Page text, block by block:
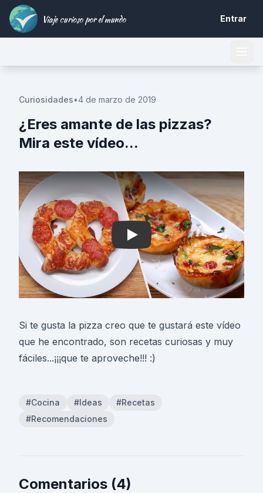
Viaje curioso por el mundo Entrar
Curiosidades•4 de marzo de 2019
¿Eres amante de las pizzas?
Mira este vídeo...
Play
Si te gusta la pizza creo que te gustará este vídeo
que he encontrado, son recetas curiosas y muy
fáciles...¡¡¡que te aproveche!!! :)
#Cocina #Ideas
#Recetas
#Recomendaciones
Comentarios (4)